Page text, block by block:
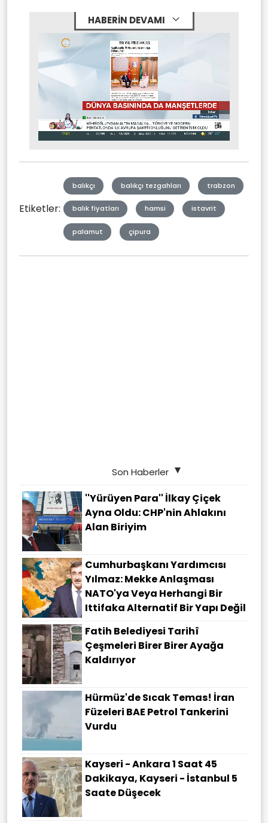
HABERİN DEVAMI
Mute Stream
Etiketler:
balıkçı balıkçı tezgahları trabzon
balık fiyatları hamsi istavrit
palamut çipura
Son Haberler
''Yürüyen Para'' İlkay Çiçek
Ayna Oldu: CHP'nin Ahlakını
Alan Biriyim
Cumhurbaşkanı Yardımcısı
Yılmaz: Mekke Anlaşması
NATO'ya Veya Herhangi Bir
Ittifaka Alternatif Bir Yapı Değil
Fatih Belediyesi Tarihî
Çeşmeleri Birer Birer Ayağa
Kaldırıyor
Hürmüz'de Sıcak Temas! İran
Füzeleri BAE Petrol Tankerini
Vurdu
Kayseri - Ankara 1 Saat 45
Dakikaya, Kayseri - İstanbul 5
Saate Düşecek